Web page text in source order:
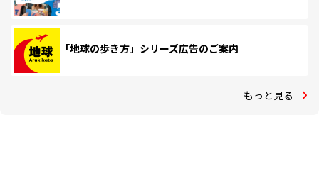
「地球の歩き方」シリーズ広告のご案内
もっと見る